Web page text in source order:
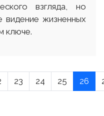
взгляда, но
видение жизненных
ключе.
23 24 25 26